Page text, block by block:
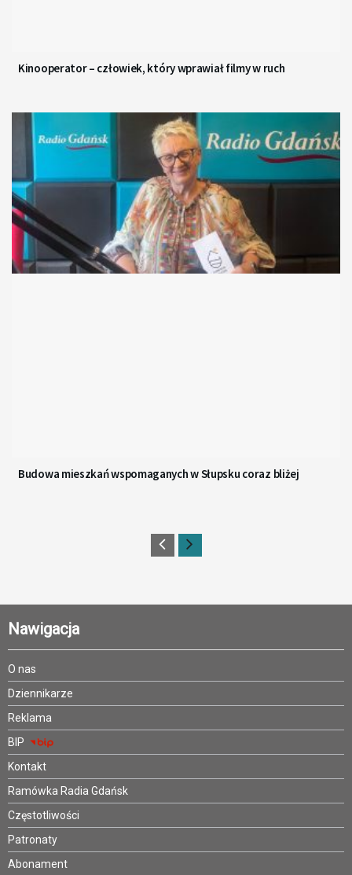
Kinooperator – człowiek, który wprawiał filmy w ruch
Budowa mieszkań wspomaganych w Słupsku coraz bliżej
Nawigacja
O nas
Dziennikarze
Reklama
BIP
Kontakt
Ramówka Radia Gdańsk
Częstotliwości
Patronaty
Abonament